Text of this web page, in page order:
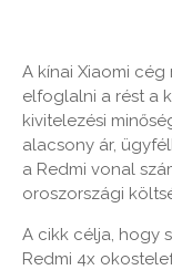
A kínai Xiaomi
elfoglalni a rést a
kivitelezési
alacsony ár,
a Redmi vonal
oroszországi
A cikk célja, hogy
Redmi 4x